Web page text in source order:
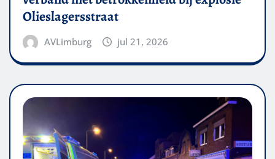
Olieslagersstraat
AVLimburg jul 21, 2026